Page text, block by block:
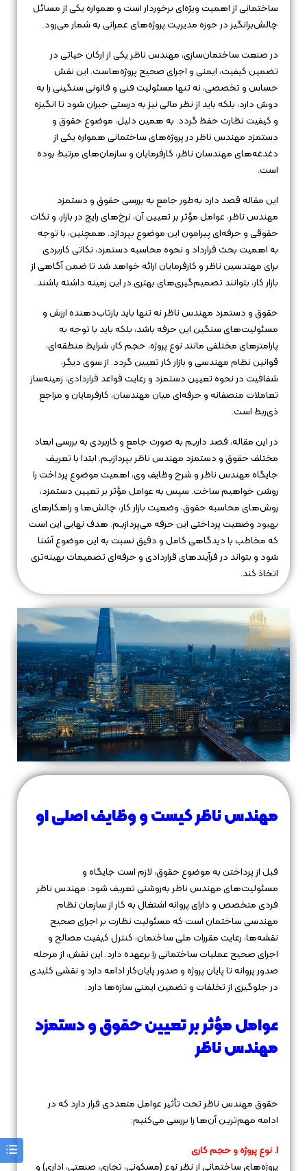
ساختمانی از اهمیت ویژه‌ای برخوردار است و همواره یکی از مسائل
چالش‌برانگیز در حوزه مدیریت پروژه‌های عمرانی به شمار می‌رود.
در صنعت ساختمان‌سازی، مهندس ناظر یکی از ارکان حیاتی در
تضمین کیفیت، ایمنی و اجرای صحیح پروژه‌هاست. این نقش
حساس و تخصصی، نه تنها مسئولیت فنی و قانونی سنگینی را به
دوش دارد، بلکه باید از نظر مالی نیز به درستی جبران شود تا انگیزه
و کیفیت نظارت حفظ گردد. به همین دلیل، موضوع حقوق و
دستمزد مهندس ناظر در پروژه‌های ساختمانی همواره یکی از
دغدغه‌های مهندسان ناظر، کارفرمایان و سازمان‌های مرتبط بوده
است.
این مقاله قصد دارد به‌طور جامع به بررسی حقوق و دستمزد
مهندس ناظر، عوامل مؤثر بر تعیین آن، نرخ‌های رایج در بازار، و نکات
حقوقی و حرفه‌ای پیرامون این موضوع بپردازد. همچنین، با توجه
به اهمیت بحث قرارداد و نحوه محاسبه دستمزد، نکاتی کاربردی
برای مهندسین ناظر و کارفرمایان ارائه خواهد شد تا ضمن آگاهی از
بازار کار، بتوانند تصمیم‌گیری‌های بهتری در این زمینه داشته باشند.
حقوق و دستمزد مهندس ناظر نه تنها باید بازتاب‌دهنده ارزش و
مسئولیت‌های سنگین این حرفه باشد، بلکه باید با توجه به
پارامترهای مختلفی مانند نوع پروژه، حجم کار، شرایط منطقه‌ای،
قوانین نظام مهندسی و بازار کار تعیین گردد. از سوی دیگر،
شفافیت در نحوه تعیین دستمزد و رعایت قواعد قراردادی، زمینه‌ساز
تعاملات منصفانه و حرفه‌ای میان مهندسان، کارفرمایان و مراجع
ذی‌ربط است.
در این مقاله، قصد داریم به صورت جامع و کاربردی به بررسی ابعاد
مختلف حقوق و دستمزد مهندس ناظر بپردازیم. ابتدا با تعریف
جایگاه مهندس ناظر و شرح وظایف وی، اهمیت موضوع پرداخت را
روشن خواهیم ساخت. سپس به عوامل مؤثر بر تعیین دستمزد،
روش‌های محاسبه حقوق، وضعیت بازار کار، چالش‌ها و راهکارهای
بهبود وضعیت پرداختی این حرفه می‌پردازیم. هدف نهایی این است
که مخاطب با دیدگاهی کامل و دقیق نسبت به این موضوع آشنا
شود و بتواند در فرآیندهای قراردادی و حرفه‌ای تصمیمات بهینه‌تری
اتخاذ کند.
مهندس ناظر کیست و وظایف اصلی او
قبل از پرداختن به موضوع حقوق، لازم است جایگاه و
مسئولیت‌های مهندس ناظر به‌روشنی تعریف شود. مهندس ناظر
فردی متخصص و دارای پروانه اشتغال به کار از سازمان نظام
مهندسی ساختمان است که مسئولیت نظارت بر اجرای صحیح
نقشه‌ها، رعایت مقررات ملی ساختمان، کنترل کیفیت مصالح و
اجرای صحیح عملیات ساختمانی را برعهده دارد. این نقش، از مرحله
صدور پروانه تا پایان پروژه و صدور پایان‌کار ادامه دارد و نقشی کلیدی
در جلوگیری از تخلفات و تضمین ایمنی سازه‌ها دارد.
عوامل مؤثر بر تعیین حقوق و دستمزد
مهندس ناظر
حقوق مهندس ناظر تحت تأثیر عوامل متعددی قرار دارد که در
ادامه مهم‌ترین آن‌ها را بررسی می‌کنیم:
1. نوع پروژه و حجم کاری
پروژه‌های ساختمانی از نظر نوع (مسکونی، تجاری، صنعتی، اداری) و